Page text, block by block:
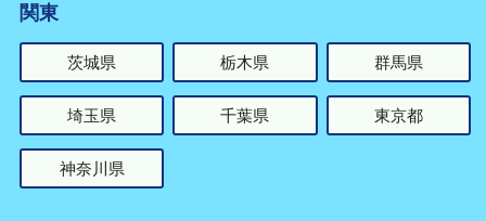
関東
茨城県 栃木県 群馬県
埼玉県 千葉県 東京都
神奈川県